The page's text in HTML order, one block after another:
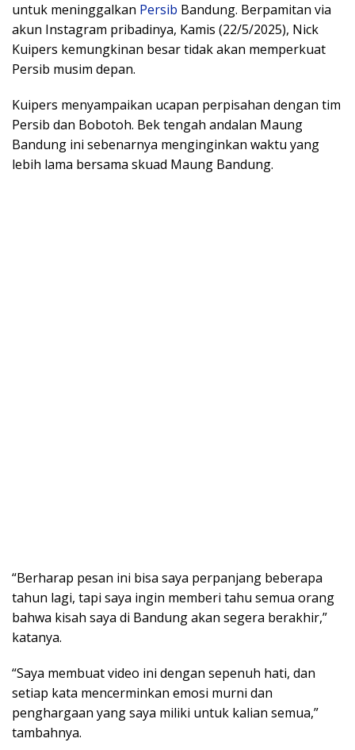
untuk meninggalkan Persib Bandung. Berpamitan via
akun Instagram pribadinya, Kamis (22/5/2025), Nick
Kuipers kemungkinan besar tidak akan memperkuat
Persib musim depan.
Kuipers menyampaikan ucapan perpisahan dengan tim
Persib dan Bobotoh. Bek tengah andalan Maung
Bandung ini sebenarnya menginginkan waktu yang
lebih lama bersama skuad Maung Bandung.
“Berharap pesan ini bisa saya perpanjang beberapa
tahun lagi, tapi saya ingin memberi tahu semua orang
bahwa kisah saya di Bandung akan segera berakhir,”
katanya.
“Saya membuat video ini dengan sepenuh hati, dan
setiap kata mencerminkan emosi murni dan
penghargaan yang saya miliki untuk kalian semua,”
tambahnya.